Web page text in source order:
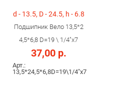
d - 13.5, D - 24.5, h - 6.8
Подшипник Вело 13,5*2
4,5*6,8 D=19 \ 1/4"х7
37,00 р.
Арт.:
13,5*24,5*6,8D=19\1/4"х7